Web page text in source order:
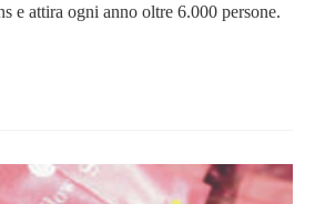
e attira ogni anno oltre 6.000 persone.